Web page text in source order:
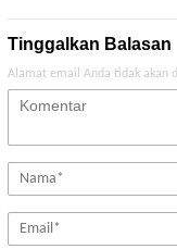
Tinggalkan Balasan
Alamat email Anda tidak akan